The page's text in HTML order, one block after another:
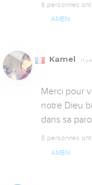
6 personnes
AMEN
Kamel Il y
Merci pour
notre Dieu
dans sa
8 personnes
AMEN